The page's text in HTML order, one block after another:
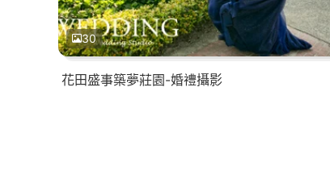
30
花田盛事築夢莊園-婚禮攝影